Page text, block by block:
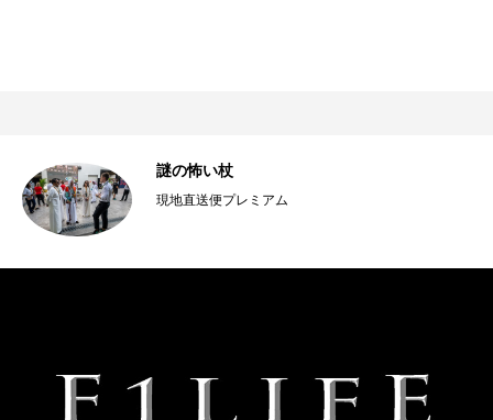
謎の怖い杖
現地直送便プレミアム